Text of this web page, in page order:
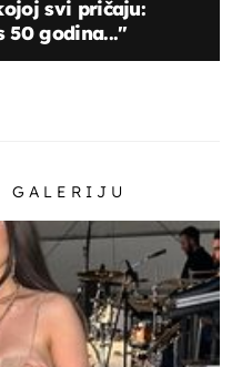
svi pričaju:
50 godina...''
GALERIJU